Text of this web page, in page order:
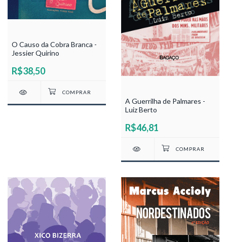
O Causo da Cobra Branca -
Jessier Quirino
R$38,50
A Guerrilha de Palmares -
Luiz Berto
R$46,81